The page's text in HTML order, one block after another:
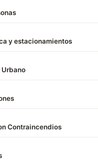
y estacionamientos
Contraincendios